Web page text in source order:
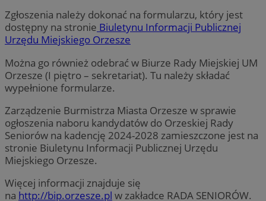
Zgłoszenia należy dokonać na formularzu, który jest
dostępny na stronie Biuletynu Informacji Publicznej
Urzędu Miejskiego Orzesze
Można go również odebrać w Biurze Rady Miejskiej UM
Orzesze (I piętro – sekretariat). Tu należy składać
wypełnione formularze.
Zarządzenie Burmistrza Miasta Orzesze w sprawie
ogłoszenia naboru kandydatów do Orzeskiej Rady
Seniorów na kadencję 2024-2028 zamieszczone jest na
stronie Biuletynu Informacji Publicznej Urzędu
Miejskiego Orzesze.
Więcej informacji znajduje się
na http://bip.orzesze.pl w zakładce RADA SENIORÓW.